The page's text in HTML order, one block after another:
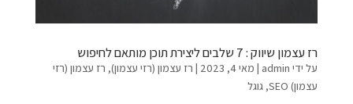
רז עצמון שיווק : 7 שלבים ליצירת תוכן מותאם לחיפוש
על ידי admin
| מאי 4, 2023 | רז עצמון (רזי עצמון), רז עצמון (רזי
עצמון) SEO
, גוגל